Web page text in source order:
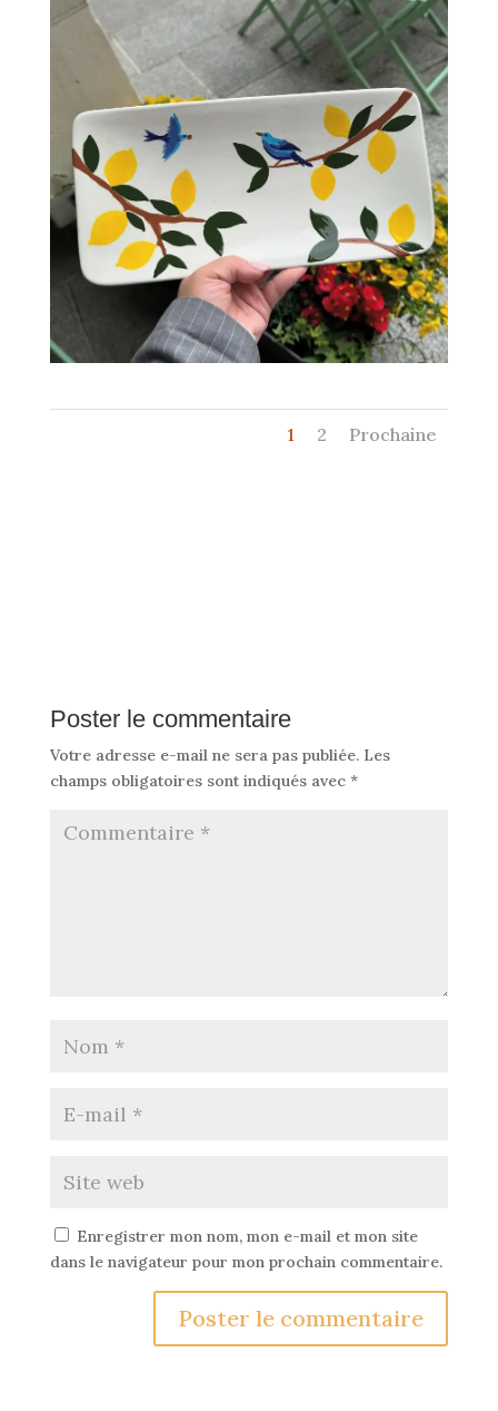
1 2 Prochaine
Poster le commentaire
Votre adresse e-mail ne sera pas publiée. Les
champs obligatoires sont indiqués avec *
Enregistrer mon nom, mon e-mail et mon site
dans le navigateur pour mon prochain commentaire.